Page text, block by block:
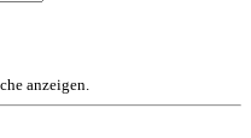
anzeigen.